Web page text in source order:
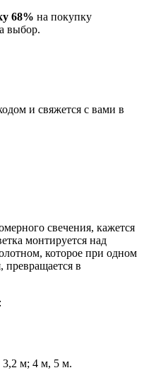
68% на покупку
выбор.
и свяжется с вами в
свечения, кажется
монтируется над
которое при одном
в
3,2 м; 4 м, 5 м.